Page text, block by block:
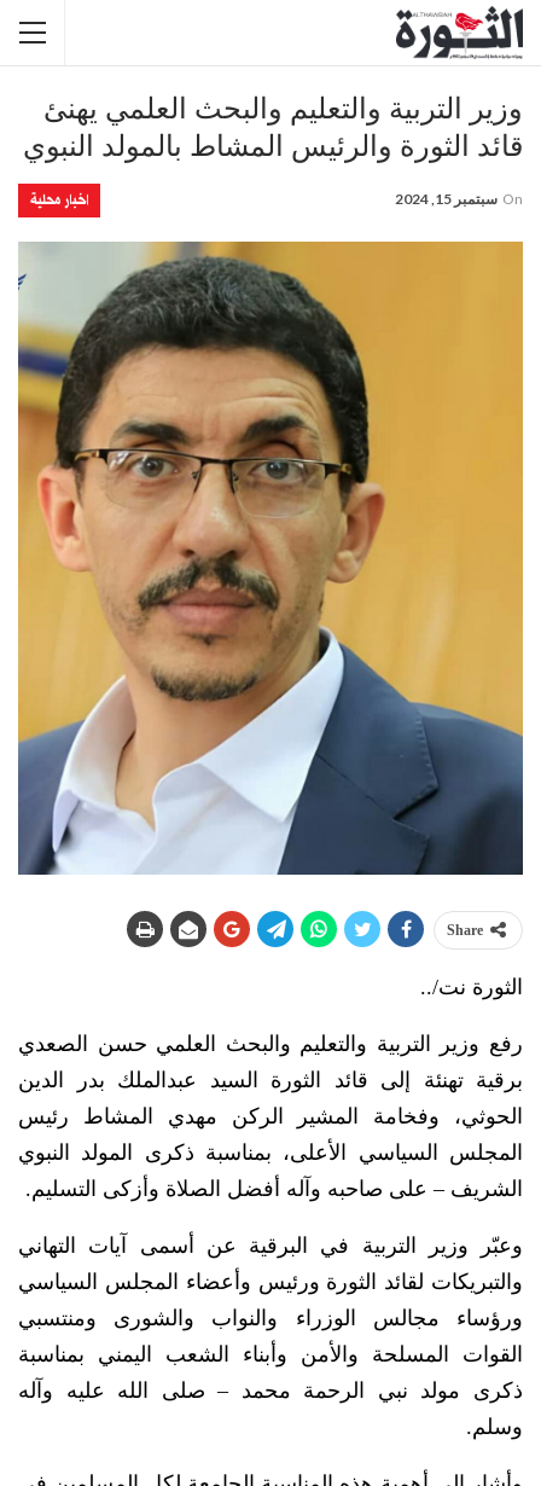
وزير التربية والتعليم والبحث العلمي يهنئ
قائد الثورة والرئيس المشاط بالمولد النبوي
اخبار محلية On سبتمبر 15, 2024
Share
الثورة نت/..
رفع وزير التربية والتعليم والبحث العلمي حسن الصعدي
برقية تهنئة إلى قائد الثورة السيد عبدالملك بدر الدين
الحوثي، وفخامة المشير الركن مهدي المشاط رئيس
المجلس السياسي الأعلى، بمناسبة ذكرى المولد النبوي
الشريف – على صاحبه وآله أفضل الصلاة وأزكى التسليم.
وعبّر وزير التربية في البرقية عن أسمى آيات التهاني
والتبريكات لقائد الثورة ورئيس وأعضاء المجلس السياسي
ورؤساء مجالس الوزراء والنواب والشورى ومنتسبي
القوات المسلحة والأمن وأبناء الشعب اليمني بمناسبة
ذكرى مولد نبي الرحمة محمد – صلى الله عليه وآله
وسلم.